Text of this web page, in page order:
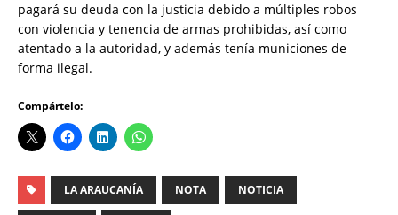
pagará su deuda con la justicia debido a múltiples robos
con violencia y tenencia de armas prohibidas, así como
atentado a la autoridad, y además tenía municiones de
forma ilegal.
Compártelo:
LA ARAUCANÍA NOTA NOTICIA